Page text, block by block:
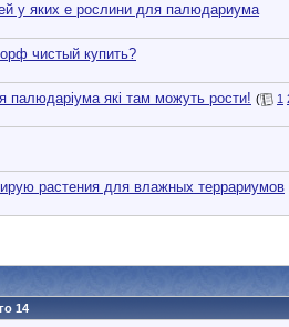
у яких е рослини для палюдариума
чистый купить?
палюдаріума які там можуть рости! ( 1
растения для влажных террариумов
14